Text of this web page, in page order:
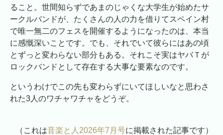
ること。世間知らずであまのじゃくな大学生が始めたサ
ークルバンドが、たくさんの人の力を借りてスペイン村
で唯一無二のフェスを開催するようになったのは、本当
に感慨深いことです。でも、それでいて彼らにはあの頃
とずっと変わらない部分もある。それこそ実はヤバＴが
ロックバンドとして存在する大事な要素なのです。
というわけでこの先も変わらずにいてほしいなと思わさ
れた3人のワチャワチャをどうぞ。
（これは音楽と人2026年7月号に掲載された記事です）